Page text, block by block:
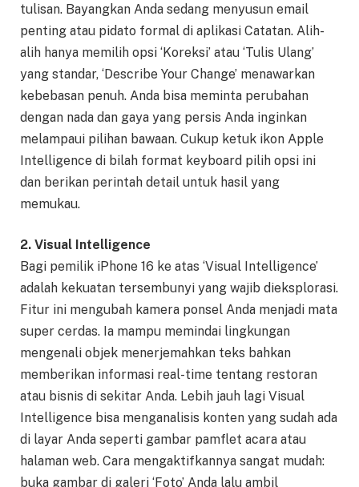
tulisan. Bayangkan Anda sedang menyusun email
penting atau pidato formal di aplikasi Catatan. Alih-
alih hanya memilih opsi ‘Koreksi’ atau ‘Tulis Ulang’
yang standar, ‘Describe Your Change’ menawarkan
kebebasan penuh. Anda bisa meminta perubahan
dengan nada dan gaya yang persis Anda inginkan
melampaui pilihan bawaan. Cukup ketuk ikon Apple
Intelligence di bilah format keyboard pilih opsi ini
dan berikan perintah detail untuk hasil yang
memukau.
2. Visual Intelligence
Bagi pemilik iPhone 16 ke atas ‘Visual Intelligence’
adalah kekuatan tersembunyi yang wajib dieksplorasi.
Fitur ini mengubah kamera ponsel Anda menjadi mata
super cerdas. Ia mampu memindai lingkungan
mengenali objek menerjemahkan teks bahkan
memberikan informasi real-time tentang restoran
atau bisnis di sekitar Anda. Lebih jauh lagi Visual
Intelligence bisa menganalisis konten yang sudah ada
di layar Anda seperti gambar pamflet acara atau
halaman web. Cara mengaktifkannya sangat mudah:
buka gambar di galeri ‘Foto’ Anda lalu ambil